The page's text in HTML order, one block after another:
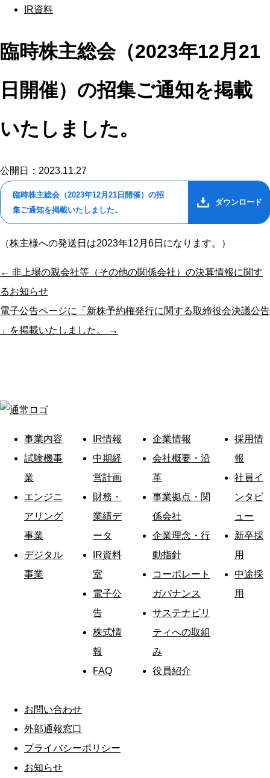
IR資料
臨時株主総会（2023年12月21
日開催）の招集ご通知を掲載
いたしました。
公開日：2023.11.27
臨時株主総会（2023年12月21日開催）の招
集ご通知を掲載いたしました。
ダウンロード
（株主様への発送日は2023年12月6日になります。）
← 非上場の親会社等（その他の関係会社）の決算情報に関す
るお知らせ
電子公告ページに「新株予約権発行に関する取締役会決議公告
」を掲載いたしました。 →
事業内容
試験機事
業
エンジニ
アリング
事業
デジタル
事業
IR情報
中期経
営計画
財務・
業績デ
ータ
IR資料
室
電子公
告
株式情
報
FAQ
企業情報
会社概要・沿
革
事業拠点・関
係会社
企業理念・行
動指針
コーポレート
ガバナンス
サステナビリ
ティへの取組
み
役員紹介
採用情
報
社員イ
ンタビ
ュー
新卒採
用
中途採
用
お問い合わせ
外部通報窓口
プライバシーポリシー
お知らせ